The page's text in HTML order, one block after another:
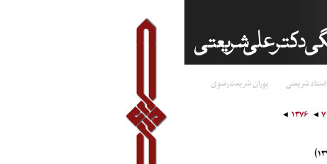
استاد شریعتی پوران شریعت‌رضوی
۱۳۷۶